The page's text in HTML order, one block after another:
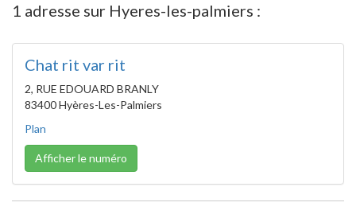
1 adresse sur Hyeres-les-palmiers :
Chat rit var rit
2, RUE EDOUARD BRANLY
83400 Hyères-Les-Palmiers
Plan
Afficher le numéro